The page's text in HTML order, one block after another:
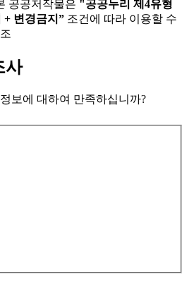
공공저작물은 "공공누리 제4유형
+ 변경금지” 조건에 따라 이용할 수
사
보에 대하여 만족하십니까?